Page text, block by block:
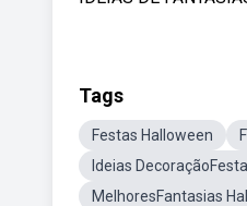
Tags
Festas Halloween
Ideias
MelhoresFantasias